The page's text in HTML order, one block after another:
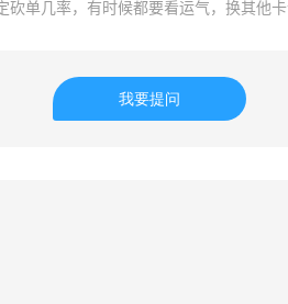
我要提问